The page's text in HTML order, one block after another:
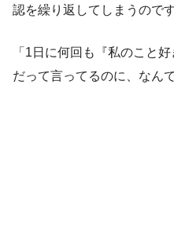
認を繰り返してしまうのです
「1日に何回も『私のこと
だって言ってるのに、なん